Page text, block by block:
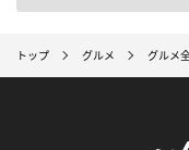
トップ グルメ グルメ